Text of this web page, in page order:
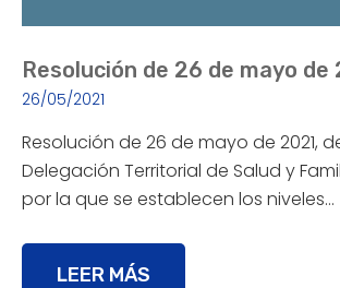
Resolución de 26 de mayo de
26/05/2021
Resolución de 26 de mayo de 2021,
Delegación Territorial de Salud y
por la que se establecen los niveles…
LEER MÁS